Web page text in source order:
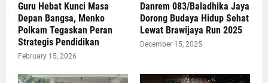
Guru Hebat Kunci Masa
Depan Bangsa, Menko
Polkam Tegaskan Peran
Strategis Pendidikan
February 15, 2026
Danrem 083/Baladhika Jaya
Dorong Budaya Hidup Sehat
Lewat Brawijaya Run 2025
December 15, 2025